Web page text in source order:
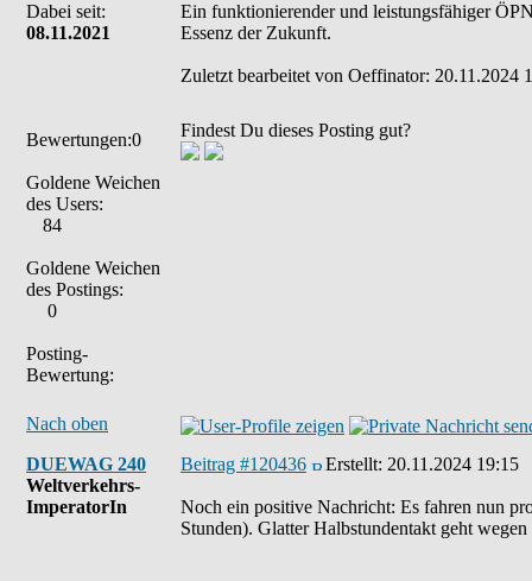
Dabei seit:
08.11.2021
Bewertungen:0
Goldene Weichen
des Users:
84
Goldene Weichen
des Postings:
0
Posting-
Bewertung:
Ein funktionierender und leistungsfähiger
Essenz der Zukunft.
Zuletzt bearbeitet von Oeffinator: 20.11.2024
Findest Du dieses Posting gut?
Nach oben
DUEWAG 240
Weltverkehrs-
ImperatorIn
Beitrag #120436 Erstellt: 20.11.2024 19:15
Noch ein positive Nachricht: Es fahren nun
Stunden). Glatter Halbstundentakt geht